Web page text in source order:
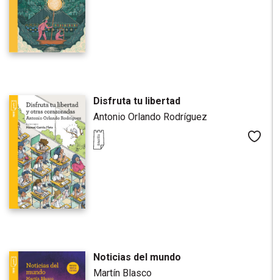
Disfruta tu libertad
Antonio Orlando Rodríguez
Noticias del mundo
Martín Blasco